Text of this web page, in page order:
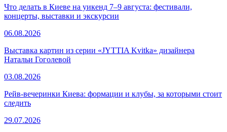
Что делать в Киеве на уикенд 7–9 августа: фестивали,
концерты, выставки и экскурсии
06.08.2026
Выставка картин из серии «JYTTIA Kvitka» дизайнера
Натальи Гоголевой
03.08.2026
Рейв-вечеринки Киева: формации и клубы, за которыми стоит
следить
29.07.2026